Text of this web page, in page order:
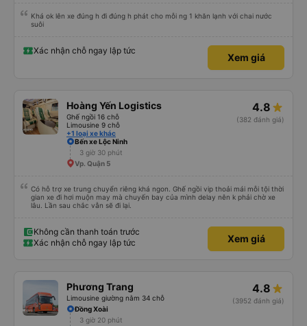
Khá ok lên xe đúng h đi đúng h phát cho mỗi ng 1 khăn lạnh với chai nước
suôi
Xác nhận chỗ ngay lập tức
Xem giá
Hoàng Yến Logistics
Ghế ngồi 16 chỗ
Limousine 9 chỗ
+1 loại xe khác
4.8
(382 đánh giá)
Bến xe Lộc Ninh
3 giờ 30 phút
Vp. Quận 5
Có hỗ trợ xe trung chuyển riêng khá ngon. Ghế ngồi vip thoải mái mỗi tội thời
gian xe đi hơi muộn may mà chuyến bay của mình delay nên k phải chờ xe
lâu. Lần sau chắc vẫn sẽ đi lại.
Không cần thanh toán trước
Xác nhận chỗ ngay lập tức
Xem giá
Phương Trang
Limousine giường nằm 34 chỗ
4.8
(3952 đánh giá)
Đồng Xoài
3 giờ 20 phút